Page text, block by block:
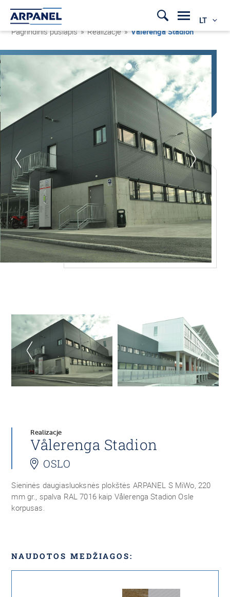
LT
Pagrindinis puslapis » Realizacje »Vålerenga Stadion
Realizacje
Vålerenga Stadion
OSLO
Sieninės daugiasluoksnės plokštės ARPANEL S MiWo, 220
mm gr., spalva RAL 7016 kaip Vålerenga Stadion Osle
korpusas.
NAUDOTOS MEDŽIAGOS: